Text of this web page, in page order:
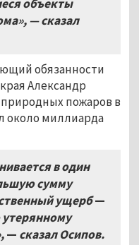
объекты
, — сказал
обязанности
Александр
пожаров в
около миллиарда
в один
сумму
ущерб—
— сказал Осипов.